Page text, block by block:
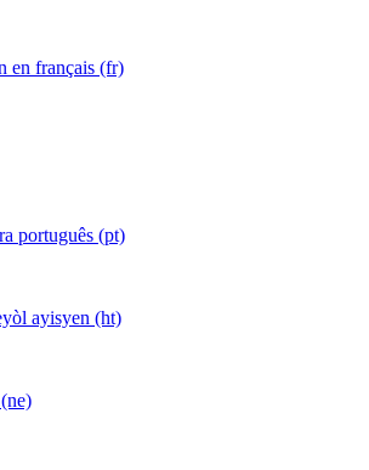
en français (fr)
português (pt)
ayisyen (ht)
(ne)